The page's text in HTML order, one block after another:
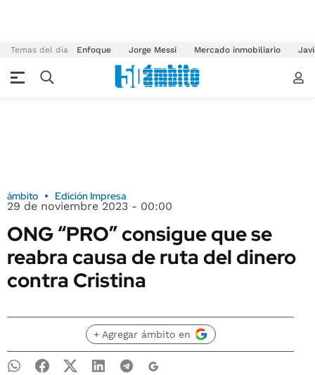
Temas del día Enfoque Jorge Messi Mercado inmobiliario
ámbito Edición Impresa
29 de noviembre 2023 - 00:00
ONG “PRO” consigue que se
reabra causa de ruta del dinero
contra Cristina
+ Agregar ámbito en